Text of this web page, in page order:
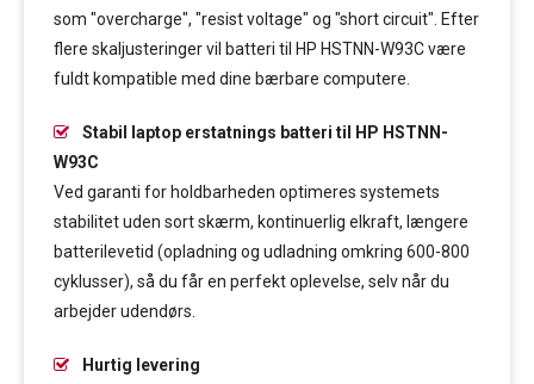
som "overcharge", "resist voltage" og "short circuit". Efter
flere skaljusteringer vil batteri til HP HSTNN-W93C være
fuldt kompatible med dine bærbare computere.
Stabil laptop erstatnings batteri til HP HSTNN-
W93C
Ved garanti for holdbarheden optimeres systemets
stabilitet uden sort skærm, kontinuerlig elkraft, længere
batterilevetid (opladning og udladning omkring 600-800
cyklusser), så du får en perfekt oplevelse, selv når du
arbejder udendørs.
Hurtig levering